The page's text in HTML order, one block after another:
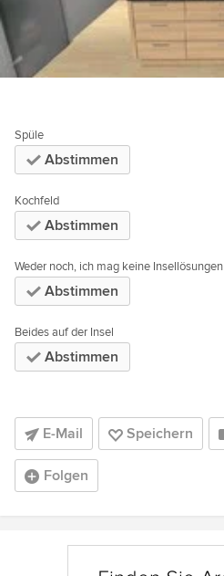
Spüle
Abstimmen
Kochfeld
Abstimmen
Weder noch, ich mag keine Insellösungen
Abstimmen
Beides auf der Insel
Abstimmen
E-Mail Speichern
Folgen